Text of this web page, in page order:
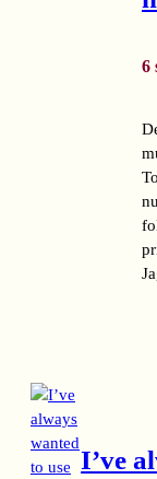
6
I’ve